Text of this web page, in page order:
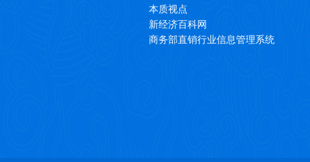
本质视点
新经济百科网
商务部直销行业信息管理系统